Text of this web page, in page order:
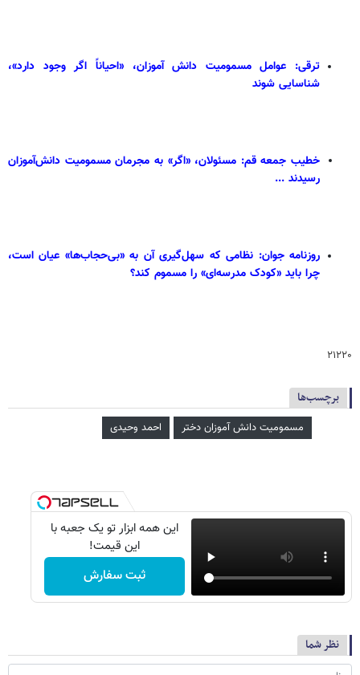
ترقی: عوامل مسمومیت دانش آموزان، «احیاناً اگر وجود دارد»،
شناسایی شوند
خطیب جمعه قم: مسئولان، «اگر» به مجرمان مسمومیت دانش‌آموزان
رسیدند ...
روزنامه جوان: نظامی که سهل‌گیری آن به «بی‌حجاب‌ها» عیان است،
چرا باید «کودک مدرسه‌ای» را مسموم کند؟
۲۱۲۲۰
برچسب‌ها
مسمومیت دانش آموزان دختر احمد وحیدی
این همه ابزار تو یک جعبه با
این قیمت!
ثبت سفارش
نظر شما